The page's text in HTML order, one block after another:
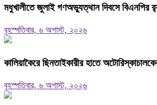
মধুখালীতে জুলাই গণঅভ্যুত্থান দিবসে বিএনপির
বৃহস্পতিবার, ৬ অগাস্ট, ২০২৬
কালিয়াকৈরে ছিনতাইকারীর হাতে
বৃহস্পতিবার, ৬ অগাস্ট, ২০২৬